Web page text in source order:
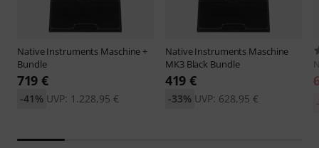
Native Instruments Maschine +
Bundle
719 €
UVP: 1.228,95 €
-41%
Native Instruments Maschine
MK3 Black Bundle
419 €
UVP: 628,95 €
-33%